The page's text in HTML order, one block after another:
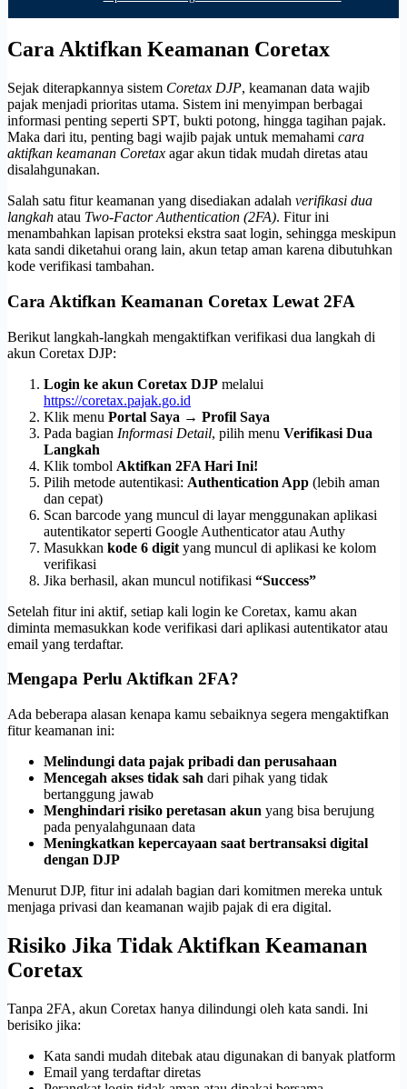
Cara Aktifkan Keamanan Coretax
Sejak diterapkannya sistem Coretax DJP, keamanan data wajib
pajak menjadi prioritas utama. Sistem ini menyimpan berbagai
informasi penting seperti SPT, bukti potong, hingga tagihan pajak.
Maka dari itu, penting bagi wajib pajak untuk memahami cara
aktifkan keamanan Coretax agar akun tidak mudah diretas atau
disalahgunakan.
Salah satu fitur keamanan yang disediakan adalah verifikasi dua
langkah atau Two-Factor Authentication (2FA). Fitur ini
menambahkan lapisan proteksi ekstra saat login, sehingga meskipun
kata sandi diketahui orang lain, akun tetap aman karena dibutuhkan
kode verifikasi tambahan.
Cara Aktifkan Keamanan Coretax Lewat 2FA
Berikut langkah-langkah mengaktifkan verifikasi dua langkah di
akun Coretax DJP:
Login ke akun Coretax DJP melalui
https://coretax.pajak.go.id
Klik menu Portal Saya → Profil Saya
Pada bagian Informasi Detail, pilih menu Verifikasi Dua
Langkah
Klik tombol Aktifkan 2FA Hari Ini!
Pilih metode autentikasi: Authentication App (lebih aman
dan cepat)
Scan barcode yang muncul di layar menggunakan aplikasi
autentikator seperti Google Authenticator atau Authy
Masukkan kode 6 digit yang muncul di aplikasi ke kolom
verifikasi
Jika berhasil, akan muncul notifikasi “Success”
Setelah fitur ini aktif, setiap kali login ke Coretax, kamu akan
diminta memasukkan kode verifikasi dari aplikasi autentikator atau
email yang terdaftar.
Mengapa Perlu Aktifkan 2FA?
Ada beberapa alasan kenapa kamu sebaiknya segera mengaktifkan
fitur keamanan ini:
Melindungi data pajak pribadi dan perusahaan
Mencegah akses tidak sah dari pihak yang tidak
bertanggung jawab
Menghindari risiko peretasan akun yang bisa berujung
pada penyalahgunaan data
Meningkatkan kepercayaan saat bertransaksi digital
dengan DJP
Menurut DJP, fitur ini adalah bagian dari komitmen mereka untuk
menjaga privasi dan keamanan wajib pajak di era digital.
Risiko Jika Tidak Aktifkan Keamanan
Coretax
Tanpa 2FA, akun Coretax hanya dilindungi oleh kata sandi. Ini
berisiko jika:
Kata sandi mudah ditebak atau digunakan di banyak platform
Email yang terdaftar diretas